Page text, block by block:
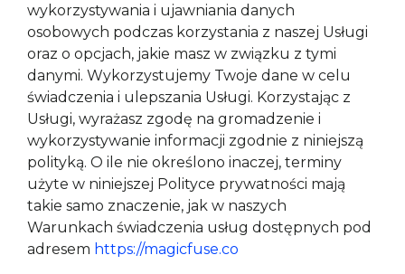
wykorzystywania i ujawniania danych
osobowych podczas korzystania z naszej Usługi
oraz o opcjach, jakie masz w związku z tymi
danymi. Wykorzystujemy Twoje dane w celu
świadczenia i ulepszania Usługi. Korzystając z
Usługi, wyrażasz zgodę na gromadzenie i
wykorzystywanie informacji zgodnie z niniejszą
polityką. O ile nie określono inaczej, terminy
użyte w niniejszej Polityce prywatności mają
takie samo znaczenie, jak w naszych
Warunkach świadczenia usług dostępnych pod
adresem https://magicfuse.co